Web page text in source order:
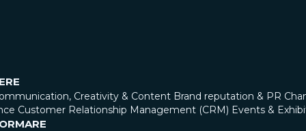
Creativity & Content Brand reputation & PR
Customer Relationship Management (CRM) Events &